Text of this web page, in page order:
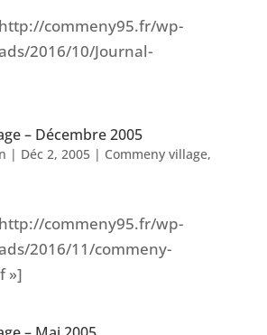
commeny95.fr/wp-
2016/10/Journal-
– Décembre 2005
| Déc 2, 2005| Commeny village,
commeny95.fr/wp-
2016/11/commeny-
»]